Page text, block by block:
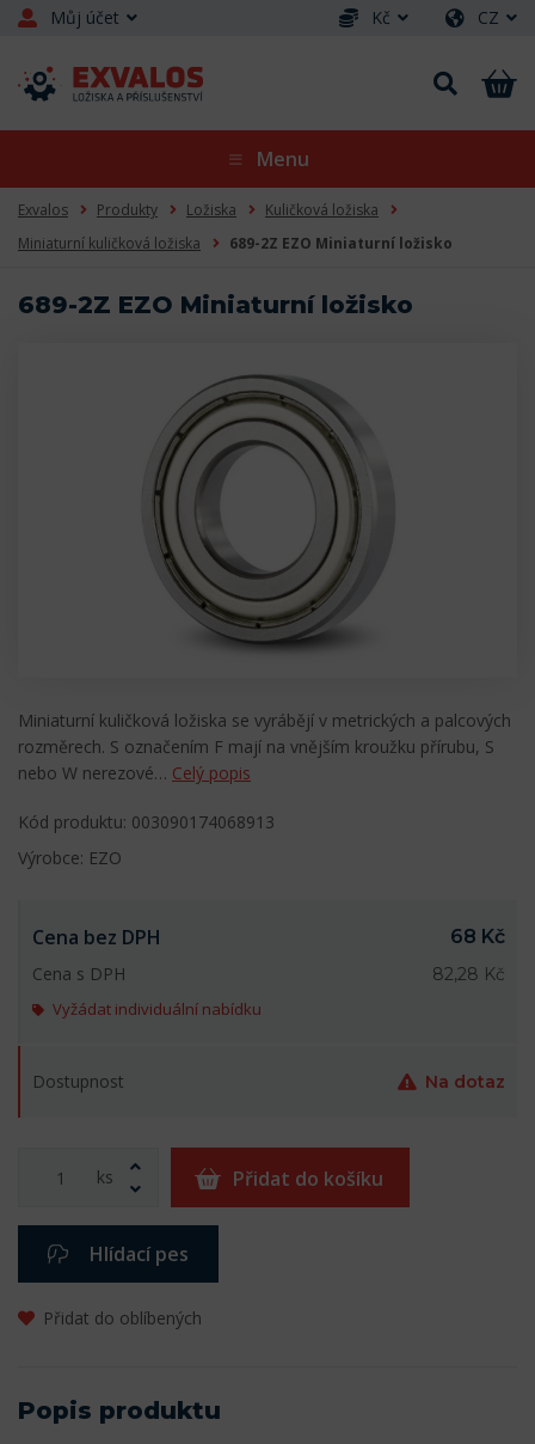
Můj účet Kč CZ
Menu
Exvalos Produkty Ložiska
Kuličková ložiska
Miniaturní kuličková ložiska
689-2Z EZO Miniaturní ložisko
689-2Z EZO Miniaturní ložisko
Miniaturní kuličková ložiska se vyrábějí v metrických a palcových
rozměrech. S označením F mají na vnějším kroužku přírubu, S
nebo W nerezové… Celý popis
Kód produktu: 003090174068913
Výrobce: EZO
Cena bez DPH
68 Kč
Cena s DPH
82,28 Kč
Vyžádat individuální nabídku
Dostupnost Na dotaz
ks Přidat do košíku
Hlídací pes
Přidat do oblíbených
Popis produktu